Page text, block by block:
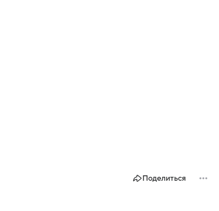
Поделиться